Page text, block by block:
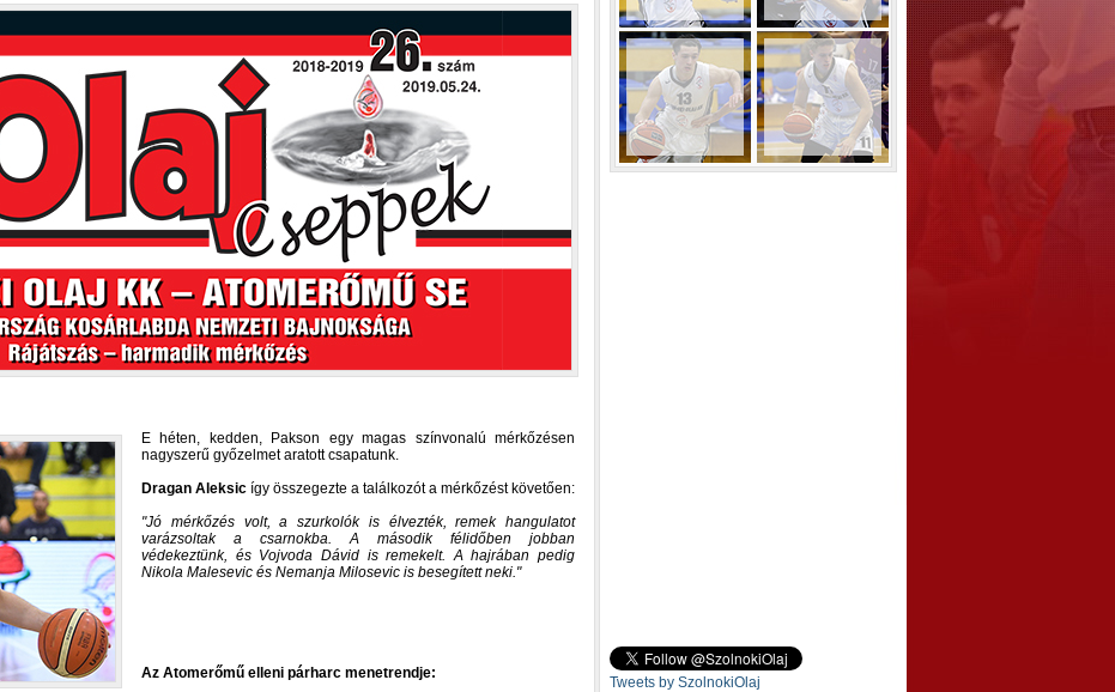
E héten, kedden, Pakson egy magas színvonalú mérkőzésen
nagyszerű győzelmet aratott csapatunk.
Dragan Aleksic így összegezte a találkozót a mérkőzést követően:
Jó mérkőzés volt, a szurkolók is élvezték, remek hangulatot
varázsoltak a csarnokba. A második félidőben jobban
védekeztünk, és Vojvoda Dávid is remekelt. A hajrában pedig
Nikola Malesevic és Nemanja Milosevic is besegített neki.
Az Atomerőmű elleni párharc menetrendje:
Tweets by SzolnokiOlaj